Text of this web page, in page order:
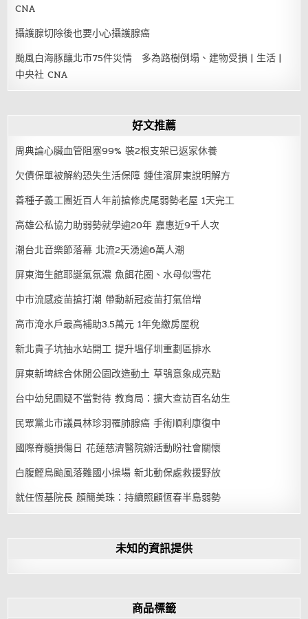
CNA
攝護腺切除後也要小心攝護腺癌
颱風白海豚釀北市75件災情 多為路樹倒塌、建物受損 | 生活 |
中央社 CNA
好文推薦
周典論心臟血管阻塞99% 裝2根支架已返家休養
欠債保單被解約恐失生活保障 鍾佳濱屏東說明解方
善種子義工團近百人年前搶修虎尾弱勢老屋 1天完工
高雄公私協力助弱勢就學逾20年 嘉惠近9千人次
潮台北音樂節落幕 北流2天湧逾6萬人潮
屏東海生館耶誕氣氛濃 魚餌花圈、水母似雪花
中市流感疫苗搶打潮 帶動新冠疫苗打氣倍增
高市淹水戶最高補助3.5萬元 1年免繳房屋稅
新北貴子坑抽水站開工 提升塭仔圳重劃區排水
屏東新埤綜合休閒公園改造動土 草鴞意象成亮點
台中幼兒園疑不當對待 教育局：擴大查訪百名幼生
民眾黨北市議員林珍羽罹肺腺癌 手術順利康復中
國際脊髓損傷日 花蓮慈濟醫院辦活動盼社會關懷
白腹鰹鳥颱風落難國小操場 新北動保處救援野放
就任恆基院長 顏簡美珠：持續照顧恆春半島弱勢
未知的資訊提供
商品標籤